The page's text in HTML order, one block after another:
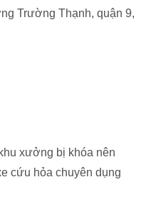
Trường Thạnh, quận 9,
xưởng bị khóa nên
cứu hỏa chuyên dụng